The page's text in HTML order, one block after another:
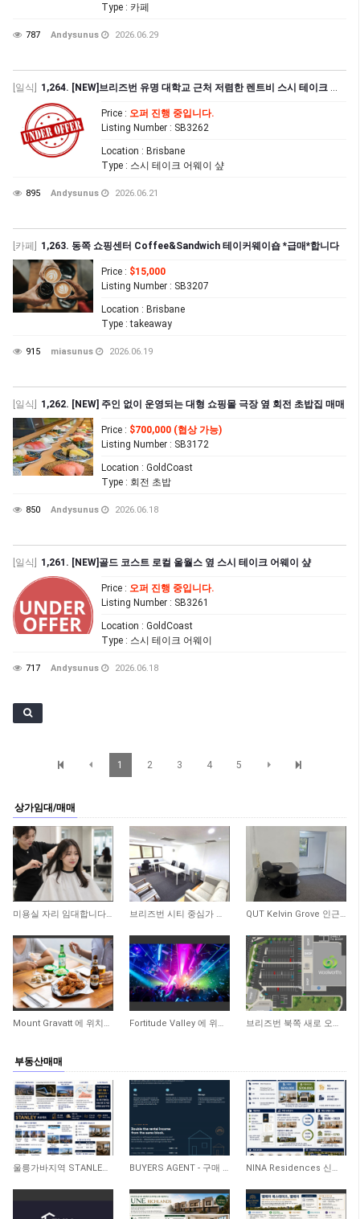
Type : 카페
787 Andysunus 2026.06.29
[일식] 1,264. [NEW]브리즈번 유명 대학교 근처 저렴한 렌트비 스시 테이크 어웨이 샾
Price : 오퍼 진행 중입니다.
Listing Number : SB3262
Location : Brisbane
Type : 스시 테이크 어웨이 샾
895 Andysunus 2026.06.21
[카페] 1,263. 동쪽 쇼핑센터 Coffee&Sandwich 테이커웨이숍 *급매*합니다
Price : $15,000
Listing Number : SB3207
Location : Brisbane
Type : takeaway
915 miasunus 2026.06.19
[일식] 1,262. [NEW] 주인 없이 운영되는 대형 쇼핑몰 극장 옆 회전 초밥집 매매
Price : $700,000 (협상 가능)
Listing Number : SB3172
Location : GoldCoast
Type : 회전 초밥
850 Andysunus 2026.06.18
[일식] 1,261. [NEW]골드 코스트 로컬 울월스 옆 스시 테이크 어웨이 샾
Price : 오퍼 진행 중입니다.
Listing Number : SB3261
Location : GoldCoast
Type : 스시 테이크 어웨이
717 Andysunus 2026.06.18
1 2 3 4 5
상가임대/매매
767 2,401 2,806
3,118 3,546 4,014
부동산매매
140 294 288